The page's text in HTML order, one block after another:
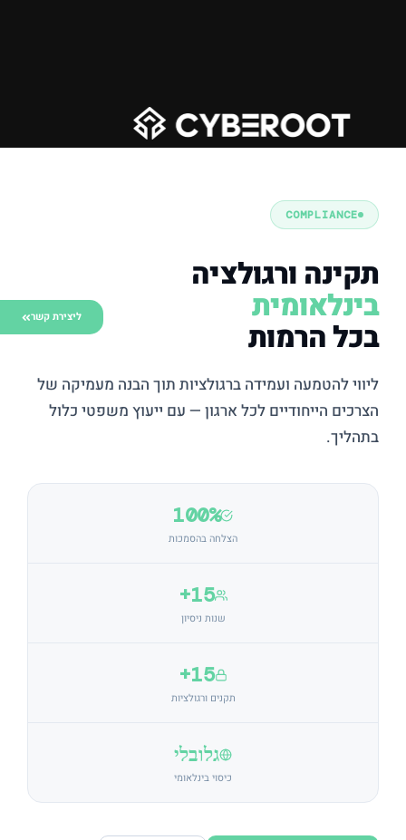
ליצירת קשר
COMPLIANCE
תקינה ורגולציה
בינלאומית
בכל הרמות
ליווי להטמעה ועמידה ברגולציות תוך הבנה מעמיקה של
הצרכים הייחודיים לכל ארגון — עם ייעוץ משפטי כלול
בתהליך.
100%
הצלחה בהסמכות
15+
שנות ניסיון
15+
תקנים ורגולציות
גלובלי
כיסוי בינלאומי